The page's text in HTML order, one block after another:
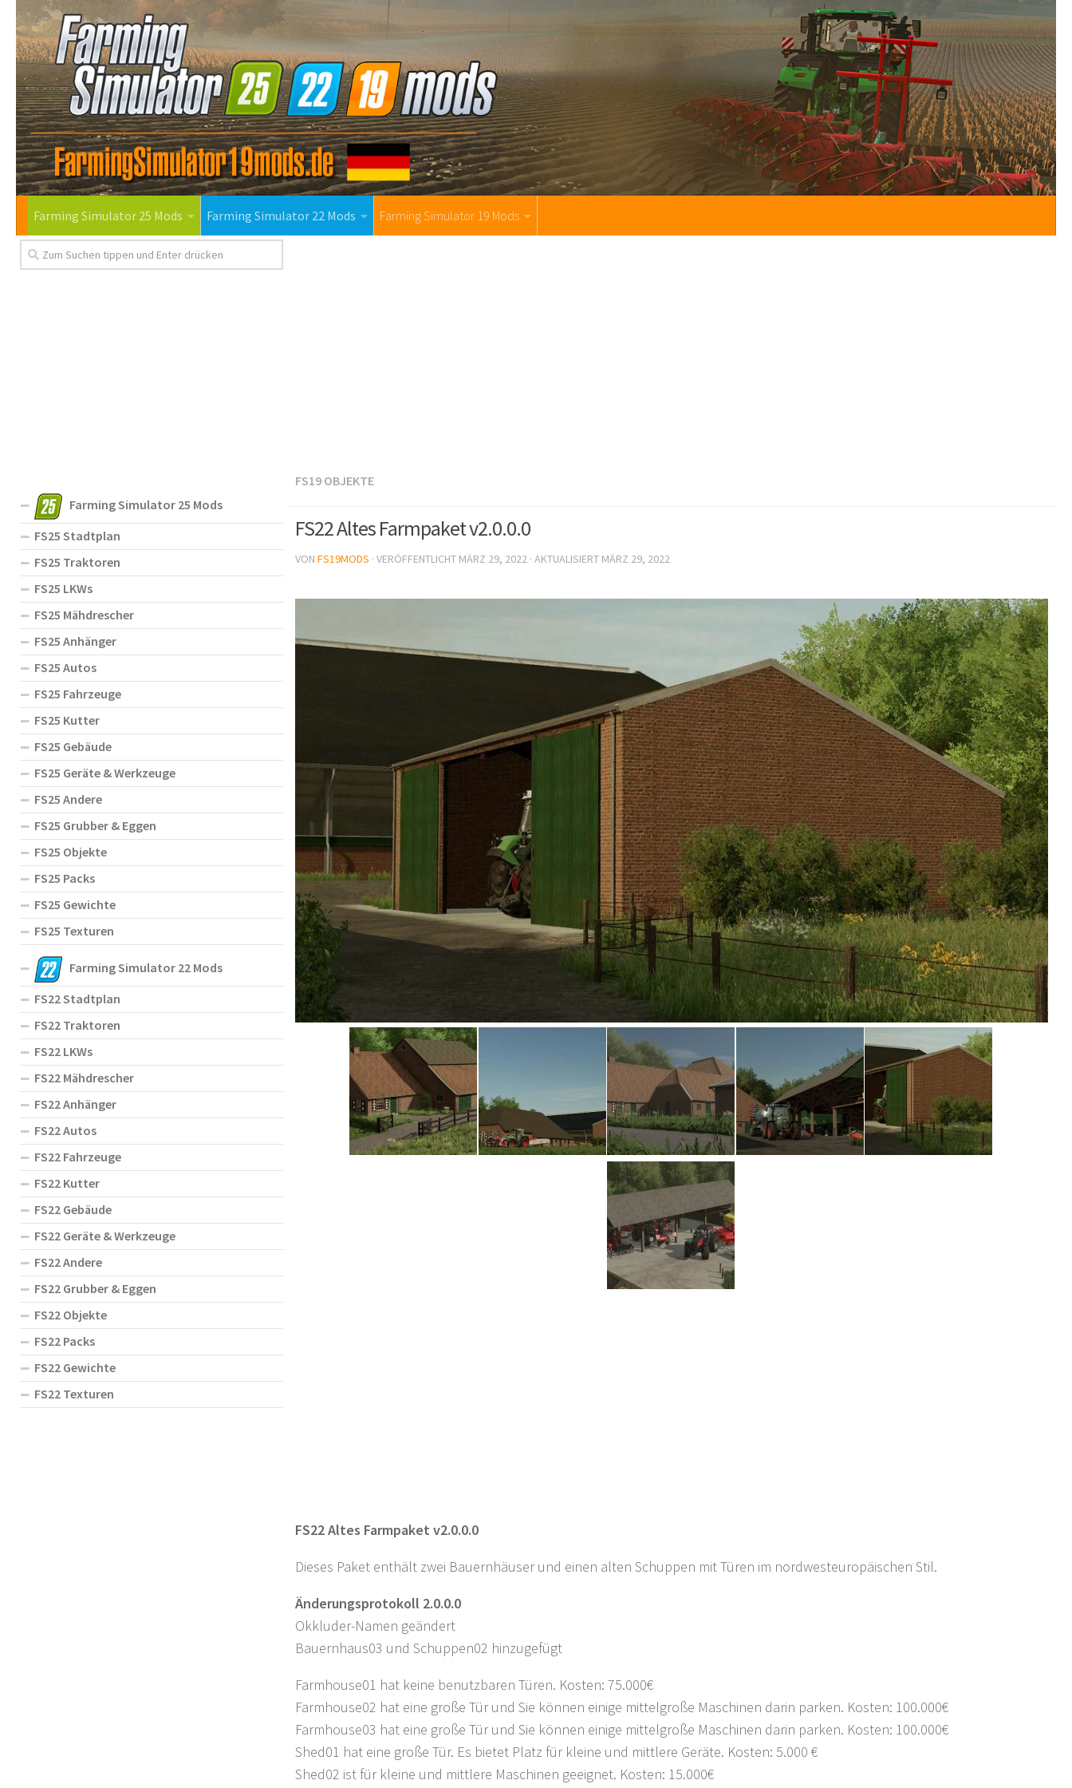
Farming Simulator 25 Mods Farming Simulator 22 Mods Farming Simulator 19 Mods
FS19 OBJEKTE
FS22 Altes Farmpaket v2.0.0.0
VON FS19MODS · VERÖFFENTLICHT MÄRZ 29, 2022 · AKTUALISIERT MÄRZ 29, 2022
FS22 Altes Farmpaket v2.0.0.0
Dieses Paket enthält zwei Bauernhäuser und einen alten Schuppen mit Türen im nordwesteuropäischen Stil.
Änderungsprotokoll 2.0.0.0
Okkluder-Namen geändert
Bauernhaus03 und Schuppen02 hinzugefügt
Farmhouse01 hat keine benutzbaren Türen. Kosten: 75.000€
Farmhouse02 hat eine große Tür und Sie können einige mittelgroße Maschinen darin parken. Kosten: 100.000€
Farmhouse03 hat eine große Tür und Sie können einige mittelgroße Maschinen darin parken. Kosten: 100.000€
Shed01 hat eine große Tür. Es bietet Platz für kleine und mittlere Geräte. Kosten: 5.000 €
Shed02 ist für kleine und mittlere Maschinen geeignet. Kosten: 15.000€
Farming Simulator 25 Mods
FS25 Stadtplan
FS25 Traktoren
FS25 LKWs
FS25 Mähdrescher
FS25 Anhänger
FS25 Autos
FS25 Fahrzeuge
FS25 Kutter
FS25 Gebäude
FS25 Geräte & Werkzeuge
FS25 Andere
FS25 Grubber & Eggen
FS25 Objekte
FS25 Packs
FS25 Gewichte
FS25 Texturen
Farming Simulator 22 Mods
FS22 Stadtplan
FS22 Traktoren
FS22 LKWs
FS22 Mähdrescher
FS22 Anhänger
FS22 Autos
FS22 Fahrzeuge
FS22 Kutter
FS22 Gebäude
FS22 Geräte & Werkzeuge
FS22 Andere
FS22 Grubber & Eggen
FS22 Objekte
FS22 Packs
FS22 Gewichte
FS22 Texturen